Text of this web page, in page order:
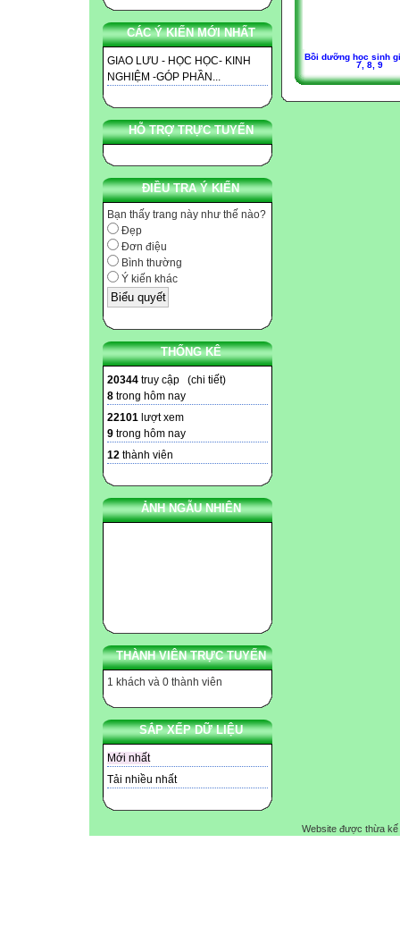
CÁC Ý KIẾN MỚI NHẤT
GIAO LƯU - HỌC HỌC- KINH
NGHIỆM -GÓP PHẦN...
HỖ TRỢ TRỰC TUYẾN
ĐIỀU TRA Ý KIẾN
Bạn thấy trang này như thế nào?
Đẹp
Đơn điệu
Bình thường
Ý kiến khác
THỐNG KÊ
20344 truy cập (chi tiết)
8 trong hôm nay
22101 lượt xem
9 trong hôm nay
12 thành viên
ẢNH NGẪU NHIÊN
THÀNH VIÊN TRỰC TUYẾN
1 khách và 0 thành viên
SẮP XẾP DỮ LIỆU
Mới nhất
Tải nhiều nhất
Bồi dưỡng học sinh
7, 8, 9
Website được thừa